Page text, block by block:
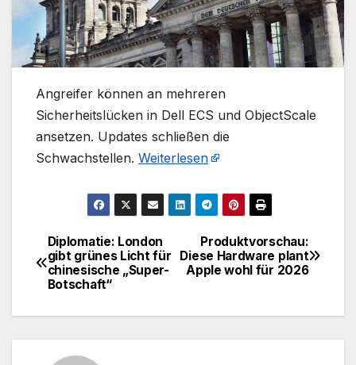
​Angreifer können an mehreren
Sicherheitslücken in Dell ECS und ObjectScale
ansetzen. Updates schließen die
Schwachstellen. Weiterlesen
Beitragsnavigation
Produktvorschau:
Diese Hardware plant
Apple wohl für 2026
Diplomatie: London
gibt grünes Licht für
chinesische „Super-
Botschaft“